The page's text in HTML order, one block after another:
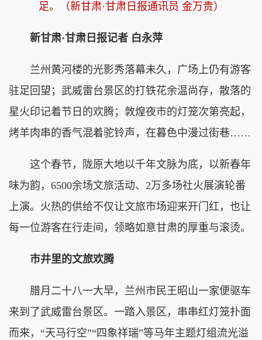
足。（新甘肃·甘肃日报通讯员 金万贵）
新甘肃·甘肃日报记者 白永萍
兰州黄河楼的光影秀落幕未久，广场上仍有游客
驻足回望；武威雷台景区的打铁花余温尚存，散落的
星火印记着节日的欢腾；敦煌夜市的灯笼次第亮起，
烤羊肉串的香气混着驼铃声，在暮色中漫过街巷……
这个春节，陇原大地以千年文脉为底，以新春年
味为韵，6500余场文旅活动、2万多场社火展演轮番
上演。火热的供给不仅让文旅市场迎来开门红，也让
每一位游客在行走间，领略如意甘肃的厚重与滚烫。
市井里的文旅欢腾
腊月二十八一大早，兰州市民王昭山一家便驱车
来到了武威雷台景区。一踏入景区，串串红灯笼扑面
而来，“天马行空”“四象祥瑞”等马年主题灯组流光溢